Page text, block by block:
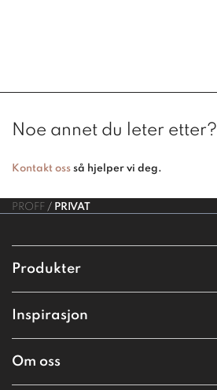
Noe annet du leter etter?
Kontakt oss så hjelper vi deg.
PROFF PRIVAT
Produkter
Inspirasjon
Om oss